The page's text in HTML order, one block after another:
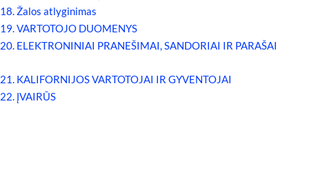
18. Žalos atlyginimas
19. VARTOTOJO DUOMENYS
20. ELEKTRONINIAI PRANEŠIMAI, SANDORIAI IR PARAŠAI
21. KALIFORNIJOS VARTOTOJAI IR GYVENTOJAI
22. ĮVAIRŪS